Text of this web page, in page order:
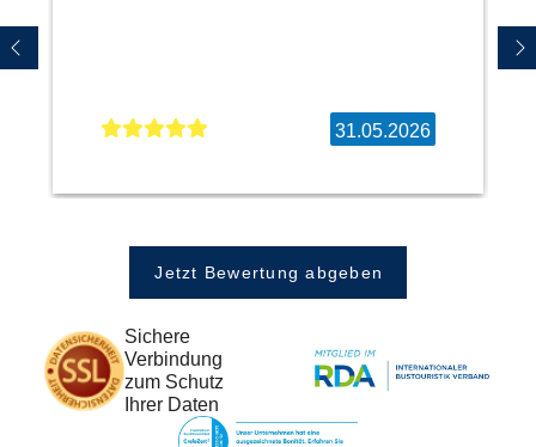
31.05.2026
Jetzt Bewertung abgeben
Sichere
Verbindung
zum Schutz
Ihrer Daten